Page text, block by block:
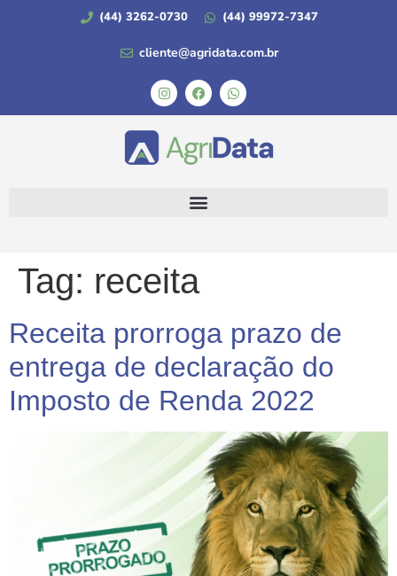
(44) 3262-0730 (44) 99972-7347
cliente@agridata.com.br
Tag: receita
Receita prorroga prazo de
entrega de declaração do
Imposto de Renda 2022